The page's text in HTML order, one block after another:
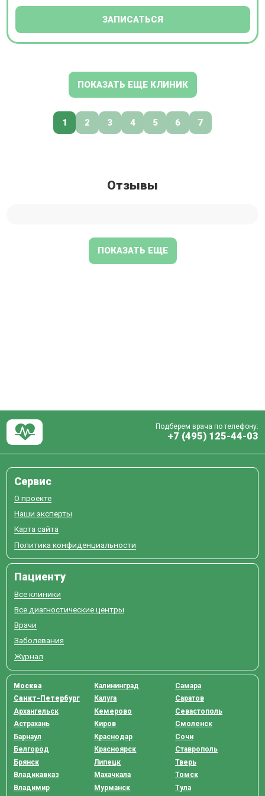
ЗАПИСАТЬСЯ
ПОКАЗАТЬ ЕЩЕ КЛИНИК
1 2 3 4 5 6 7
Отзывы
ПОКАЗАТЬ ЕЩЕ
Подберем врача по телефону:
+7 (495) 125-44-03
Сервис
О проекте
Наши эксперты
Карта сайта
Политика конфиденциальности
Пациенту
Все клиники
Все диагностические центры
Врачи
Заболевания
Журнал
Москва
Санкт-Петербург
Архангельск
Астрахань
Барнаул
Белгород
Брянск
Владикавказ
Владимир
Калининград
Калуга
Кемерово
Киров
Краснодар
Красноярск
Липецк
Махачкала
Мурманск
Самара
Саратов
Севастополь
Смоленск
Сочи
Ставрополь
Тверь
Томск
Тула